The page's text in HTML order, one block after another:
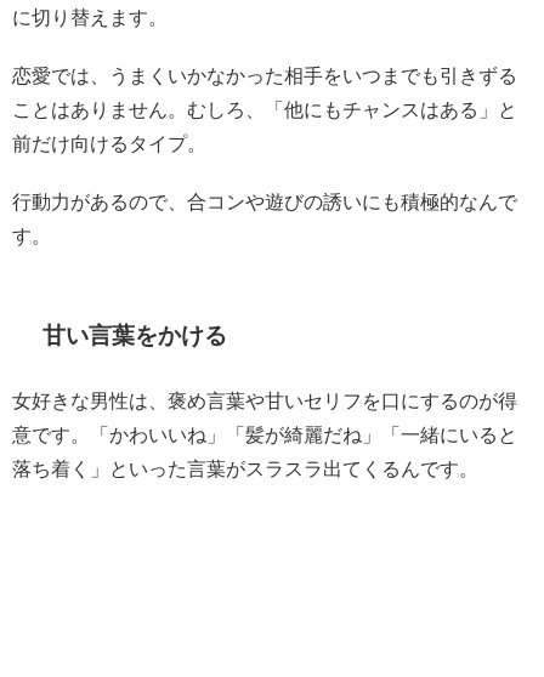
に切り替えます。
恋愛では、うまくいかなかった相手をいつまでも引きずる
ことはありません。むしろ、「他にもチャンスはある」と
前だけ向けるタイプ。
行動力があるので、合コンや遊びの誘いにも積極的なんで
す。
甘い言葉をかける
女好きな男性は、褒め言葉や甘いセリフを口にするのが得
意です。「かわいいね」「髪が綺麗だね」「一緒にいると
落ち着く」といった言葉がスラスラ出てくるんです。